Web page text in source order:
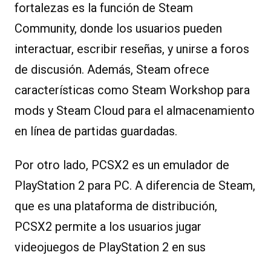
fortalezas es la función de Steam
Community, donde los usuarios pueden
interactuar, escribir reseñas, y unirse a foros
de discusión. Además, Steam ofrece
características como Steam Workshop para
mods y Steam Cloud para el almacenamiento
en línea de partidas guardadas.
Por otro lado, PCSX2 es un emulador de
PlayStation 2 para PC. A diferencia de Steam,
que es una plataforma de distribución,
PCSX2 permite a los usuarios jugar
videojuegos de PlayStation 2 en sus